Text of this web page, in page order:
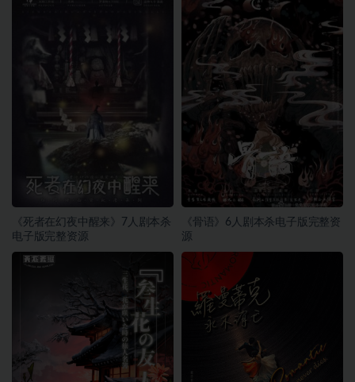
《死者在幻夜中醒来》7人剧本杀
电子版完整资源
《骨语》6人剧本杀电子版完整资
源